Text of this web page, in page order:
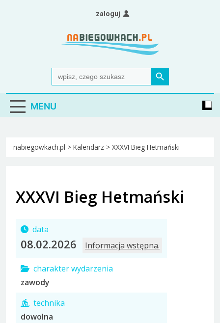
Nabiegowkach.pl
portal miłośników narciarstwa biegowego
Search
for:
Search Button
zaloguj
MENU
nabiegowkach.pl > Kalendarz > XXXVI Bieg Hetmański
XXXVI Bieg Hetmański
data
08.02.2026
charakter wydarzenia
zawody
technika
dowolna